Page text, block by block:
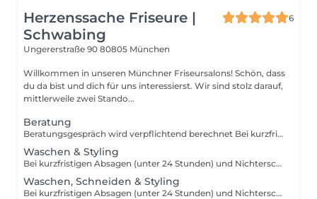
Herzenssache Friseure |
Schwabing
6
Ungererstraße 90 80805 München
Willkommen in unseren Münchner Friseursalons! Schön, dass
du da bist und dich für uns interessierst. Wir sind stolz darauf,
mittlerweile zwei Stando...
Beratung
Beratungsgespräch wird verpflichtend berechnet Bei kurzfristigen Absagen (unter 24 Stunden) und Nichterscheinen berechnen wir 50% des Dienstleistungspreises.
Waschen & Styling
Bei kurzfristigen Absagen (unter 24 Stunden) und Nichterscheinen berechnen wir 50% des Dienstleistungspreises.
Waschen, Schneiden & Styling
Bei kurzfristigen Absagen (unter 24 Stunden) und Nichterscheinen berechnen wir 50% des Dienstleistungspreises